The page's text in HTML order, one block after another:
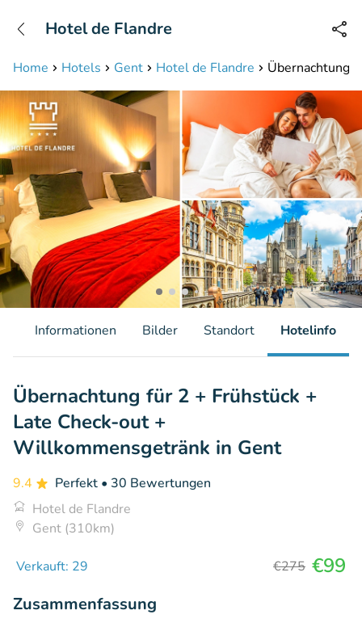
Erreichbar bis 23:00 Uhr (max 0,09€/Min)
Home Hotels Gent Hotel de Flandre Übernachtung
Hotel de Flandre
Informationen Bilder Standort Hotelinfo
Übernachtung für 2 + Frühstück +
Late Check-out +
Willkommensgetränk in Gent
9.4 Perfekt • 30 Bewertungen
Hotel de Flandre
Gent (310km)
Verkauft: 29 €275 €99
Zusammenfassung